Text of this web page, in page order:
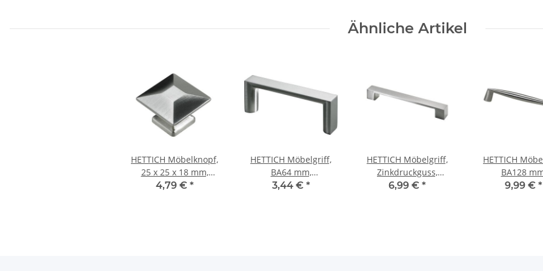
Ähnliche Artikel
HETTICH Möbelknopf,
25 x 25 x 18 mm,
Zinkdruckguss,
4,79 € *
HETTICH Möbelgriff,
BA64 mm,
Zinkdruckguss,
3,44 € *
HETTICH Möbelgriff,
Zinkdruckguss,
Edelstahl-Optik, BA
6,99 € *
HETTICH
BA128
9,99 € *